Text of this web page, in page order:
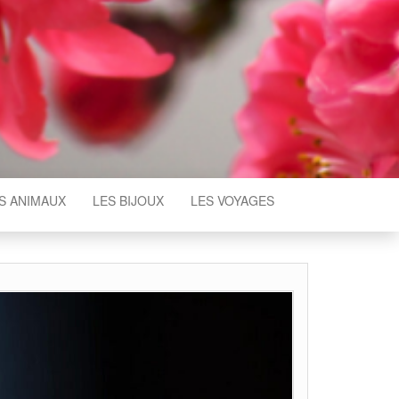
ANIMAUX LES BIJOUX LES VOYAGES